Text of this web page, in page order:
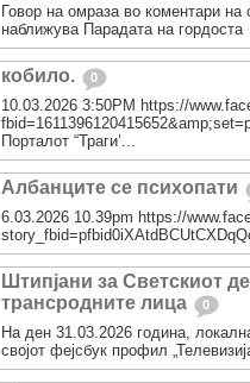
Говор на омраза во коментари на
наближува Парадата на гордоста
кобило. 0
10.03.2026 3:50PM https://
Порталот “Траги’...
Албанците се психопати
6.03.2026 10.39pm https://
Штипјани за Светскиот
трансродните лица
0
На ден 31.03.2026 година,
својот фејсбук профил